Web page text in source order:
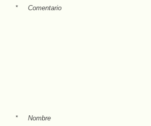
Comentario
*
Nombre
*